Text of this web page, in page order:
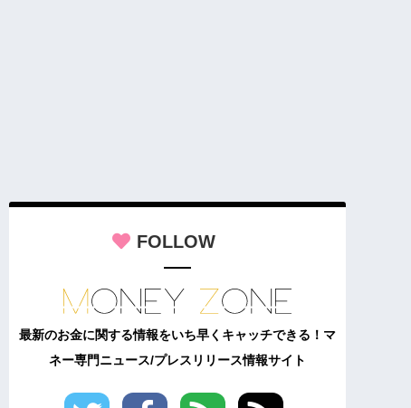
FOLLOW
最新のお金に関する情報をいち早くキャッチできる！マ
ネー専門ニュース/プレスリリース情報サイト